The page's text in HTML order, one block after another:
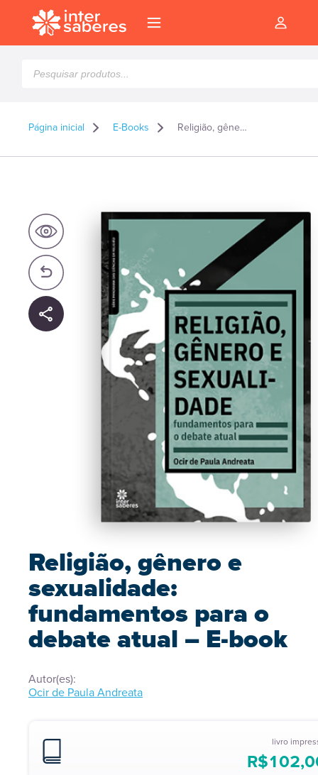
produtos
Página inicial E-Books Religião, gênero e sexualidade: fundamentos para o debate atual – E-book
Religião, gênero e
sexualidade:
fundamentos para o
debate atual – E-book
Autor(es):
Ocir de Paula Andreata
livro
R$